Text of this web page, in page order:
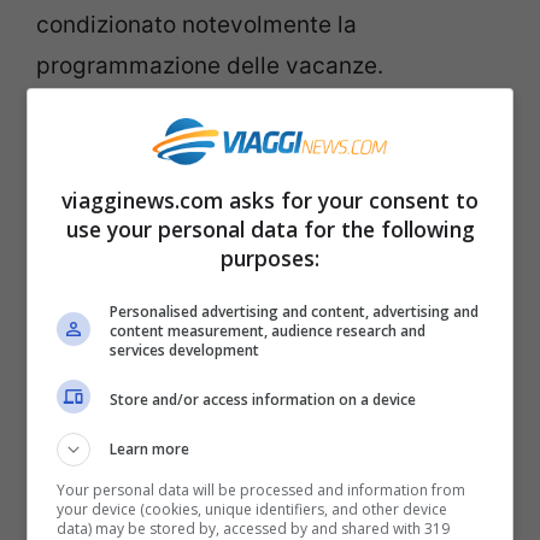
condizionato notevolmente la
programmazione delle vacanze.
Ora, con l’abolizione anche di questo
ciclo vaccinalesono completamente liberi
di arrivare e muoversi in Thailandia.
Dovranno soltanto presentare unvalido
certificato di vaccinazione contro Sars-
CoV-2
Rimaneancora obbligatorio il Thailand
Pass, ovvero l’autorizzazione di viaggio
viagginews.com asks for your consent to
use your personal data for the following
purposes:
Personalised advertising and content, advertising and
content measurement, audience research and
services development
Store and/or access information on a device
Learn more
Your personal data will be processed and information from
your device (cookies, unique identifiers, and other device
data) may be stored by, accessed by and shared with 319